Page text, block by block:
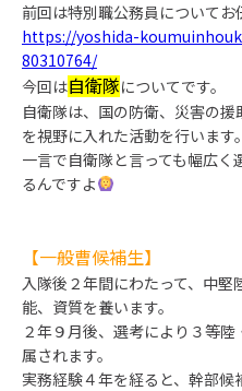
前回は特別職公務員についてお
https://yoshida-
80310764/
今回は自衛隊についてです。
自衛隊は、国の防衛、災害の
を視野に入れた活動を行います。
一言で自衛隊と言っても幅広
るんですよ
【一般曹候補生】
入隊後２年間にわたって、中
能、資質を養います。
２年９月後、選考により３等
属されます。
実務経験４年を経ると、幹部